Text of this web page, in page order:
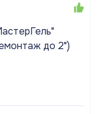
до 2")